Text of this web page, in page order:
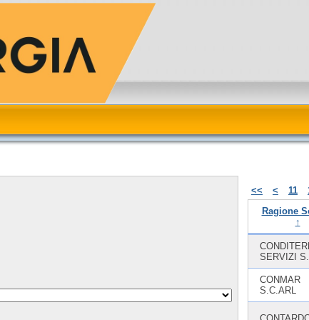
<< < 11
Ragione
↑
SERVIZI
CONMAR
S.C.ARL